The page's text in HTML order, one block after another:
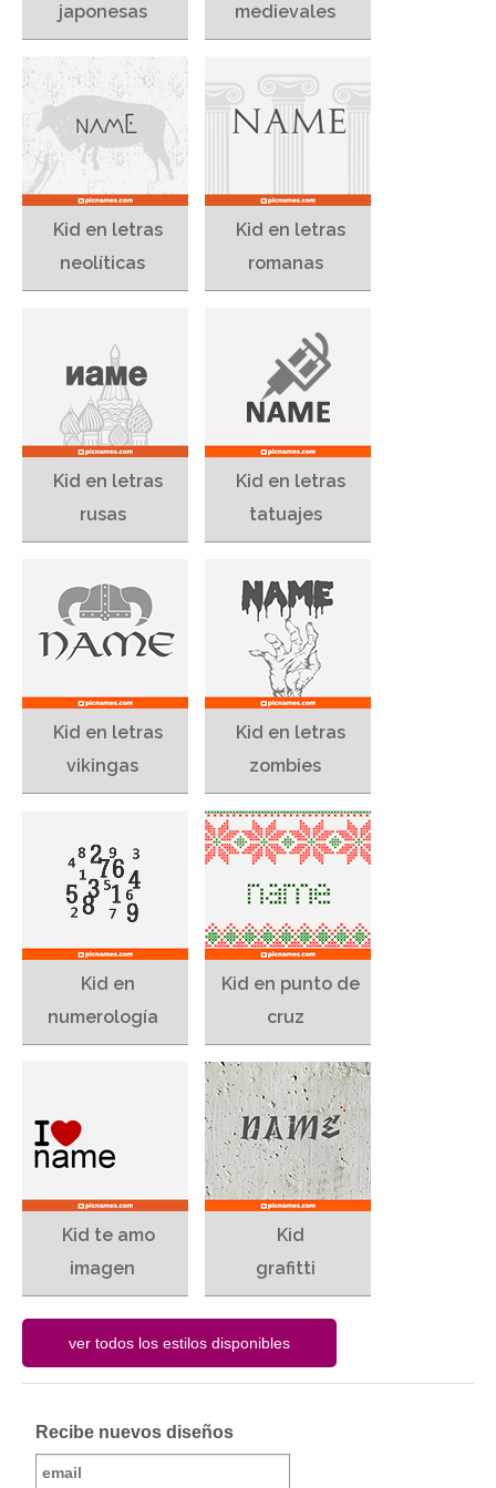
japonesas medievales
Kid en letras
neolíticas
Kid en letras
romanas
Kid en letras
rusas
Kid en letras
tatuajes
Kid en letras
vikingas
Kid en letras
zombies
Kid en
numerología
Kid en punto de
cruz
Kid te amo
imagen
Kid
grafitti
Recibe nuevos diseños